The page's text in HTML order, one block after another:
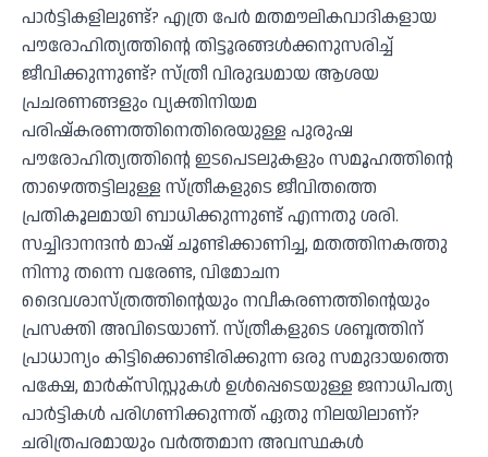
പാർട്ടികളിലുണ്ട്? എത്ര പേർ മതമൗലികവാദികളായ
പൗരോഹിത്യത്തിൻ്റെ തിട്ടൂരങ്ങൾക്കനുസരിച്ച്
ജീവിക്കുന്നുണ്ട്? സ്ത്രീ വിരുദ്ധമായ ആശയ
പ്രചരണങ്ങളും വ്യക്തിനിയമ
പരിഷ്കരണത്തിനെതിരെയുള്ള പുരുഷ
പൗരോഹിത്യത്തിൻ്റെ ഇടപെടലുകളും സമൂഹത്തിൻ്റെ
താഴെത്തട്ടിലുള്ള സ്ത്രീകളുടെ ജീവിതത്തെ
പ്രതികൂലമായി ബാധിക്കുന്നുണ്ട് എന്നതു ശരി.
സച്ചിദാനന്ദൻ മാഷ് ചൂണ്ടിക്കാണിച്ച, മതത്തിനകത്തു
നിന്നു തന്നെ വരേണ്ട, വിമോചന
ദൈവശാസ്ത്രത്തിൻ്റെയും നവീകരണത്തിൻ്റെയും
പ്രസക്തി അവിടെയാണ്. സ്ത്രീകളുടെ ശബ്ദത്തിന്
പ്രാധാന്യം കിട്ടിക്കൊണ്ടിരിക്കുന്ന ഒരു സമുദായത്തെ
പക്ഷേ, മാർക്സിസ്റ്റുകൾ ഉൾപ്പെടെയുള്ള ജനാധിപത്യ
പാർട്ടികൾ പരിഗണിക്കുന്നത് ഏതു നിലയിലാണ്?
ചരിത്രപരമായും വർത്തമാന അവസ്ഥകൾ